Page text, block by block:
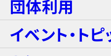
ブラスター・バト
レンタル席
フード
メゾネットスイー
お食事
ALL DAY
【団体向け！】労
ントプラン
団体利用
イベント・ト